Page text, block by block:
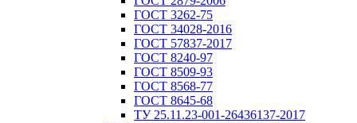
ГОСТ 3262-75
ГОСТ 34028-2016
ГОСТ 57837-2017
ГОСТ 8240-97
ГОСТ 8509-93
ГОСТ 8568-77
ГОСТ 8645-68
ТУ 25.11.23-001-26436137-2017